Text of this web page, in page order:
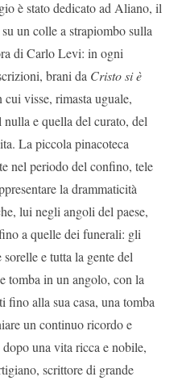
è stato dedicato ad Aliano, il
un colle a strapiombo sulla
di Carlo Levi: in ogni
brani da Cristo si è
cui visse, rimasta uguale,
nulla e quella del curato, del
La piccola pinacoteca
nel periodo del confino, tele
la drammaticità
lui negli angoli del paese,
a quelle dei funerali: gli
e tutta la gente del
tomba in un angolo, con la
fino alla sua casa, una tomba
un continuo ricordo e
una vita ricca e nobile,
scrittore di grande